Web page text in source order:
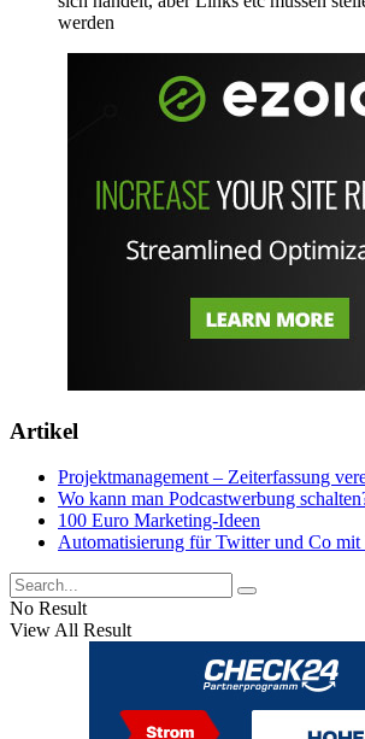
werden
Artikel
Projektmanagement – Zeiterfassung
Wo kann man Podcastwerbung
100 Euro Marketing-Ideen
Automatisierung für Twitter und Co
No Result
View All Result